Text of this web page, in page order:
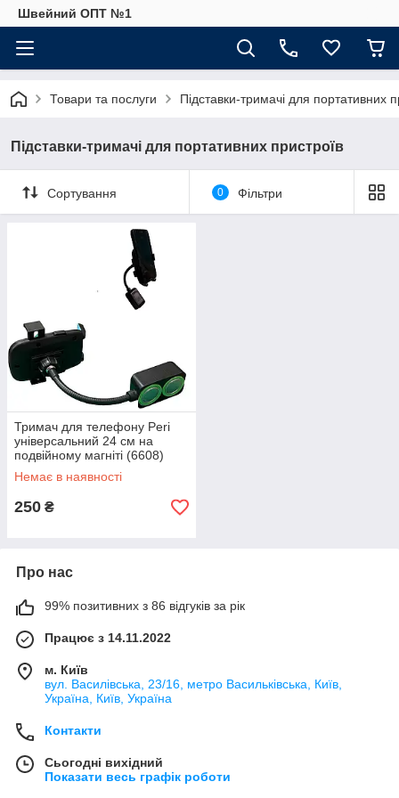
Швейний ОПТ №1
Товари та послуги Підставки-тримачі для портативних
Підставки-тримачі для портативних пристроїв
Сортування 0 Фільтри
Тримач для телефону Peri
універсальний 24 см на
подвійному магніті (6608)
Немає в наявності
250 ₴
Про нас
99% позитивних з 86 відгуків за рік
Працює з 14.11.2022
м. Київ
вул. Василівська, 23/16, метро Васильківська, Київ,
Україна, Київ, Україна
Контакти
Сьогодні вихідний
Показати весь графік роботи